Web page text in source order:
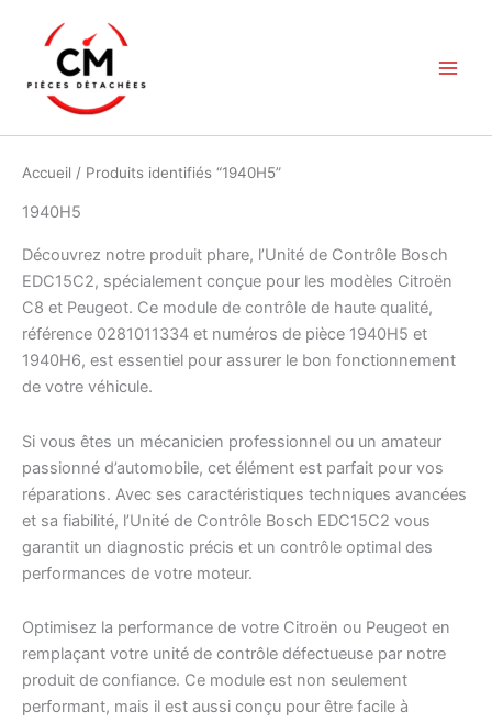
contenu
Accueil / Produits identifiés “1940H5”
1940H5
Découvrez notre produit phare, l’Unité de Contrôle Bosch
EDC15C2, spécialement conçue pour les modèles Citroën
C8 et Peugeot. Ce module de contrôle de haute qualité,
référence 0281011334 et numéros de pièce 1940H5 et
1940H6, est essentiel pour assurer le bon fonctionnement
de votre véhicule.
Si vous êtes un mécanicien professionnel ou un amateur
passionné d’automobile, cet élément est parfait pour vos
réparations. Avec ses caractéristiques techniques avancées
et sa fiabilité, l’Unité de Contrôle Bosch EDC15C2 vous
garantit un diagnostic précis et un contrôle optimal des
performances de votre moteur.
Optimisez la performance de votre Citroën ou Peugeot en
remplaçant votre unité de contrôle défectueuse par notre
produit de confiance. Ce module est non seulement
performant, mais il est aussi conçu pour être facile à